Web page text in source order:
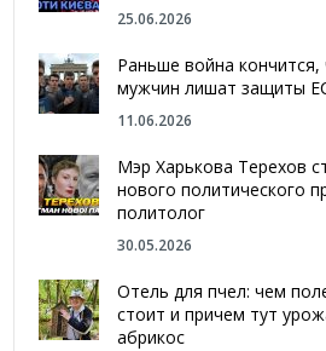
25.06.2026
Раньше война кончится,
мужчин лишат защиты
11.06.2026
Мэр Харькова Терехов
нового политического
политолог
30.05.2026
Отель для пчел: чем
стоит и причем тут
абрикос